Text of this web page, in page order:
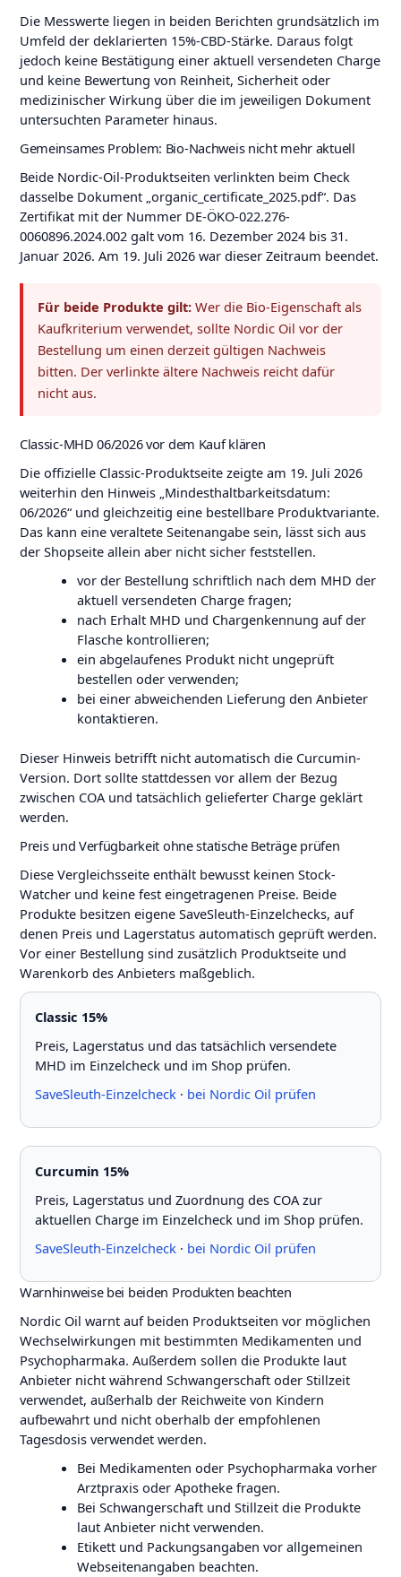
Die Messwerte liegen in beiden Berichten grundsätzlich im
Umfeld der deklarierten 15%-CBD-Stärke. Daraus folgt
jedoch keine Bestätigung einer aktuell versendeten Charge
und keine Bewertung von Reinheit, Sicherheit oder
medizinischer Wirkung über die im jeweiligen Dokument
untersuchten Parameter hinaus.
Gemeinsames Problem: Bio-Nachweis nicht mehr aktuell
Beide Nordic-Oil-Produktseiten verlinkten beim Check
dasselbe Dokument „organic_certificate_2025.pdf“. Das
Zertifikat mit der Nummer DE-ÖKO-022.276-
0060896.2024.002 galt vom 16. Dezember 2024 bis 31.
Januar 2026. Am 19. Juli 2026 war dieser Zeitraum beendet.
Für beide Produkte gilt:Wer die Bio-Eigenschaft als
Kaufkriterium verwendet, sollte Nordic Oil vor der
Bestellung um einen derzeit gültigen Nachweis
bitten. Der verlinkte ältere Nachweis reicht dafür
nicht aus.
Classic-MHD 06/2026 vor dem Kauf klären
Die offizielle Classic-Produktseite zeigte am 19. Juli 2026
weiterhin den Hinweis „Mindesthaltbarkeitsdatum:
06/2026“ und gleichzeitig eine bestellbare Produktvariante.
Das kann eine veraltete Seitenangabe sein, lässt sich aus
der Shopseite allein aber nicht sicher feststellen.
vor der Bestellung schriftlich nach dem MHD der
aktuell versendeten Charge fragen;
nach Erhalt MHD und Chargenkennung auf der
Flasche kontrollieren;
ein abgelaufenes Produkt nicht ungeprüft
bestellen oder verwenden;
bei einer abweichenden Lieferung den Anbieter
kontaktieren.
Dieser Hinweis betrifft nicht automatisch die Curcumin-
Version. Dort sollte stattdessen vor allem der Bezug
zwischen COA und tatsächlich gelieferter Charge geklärt
werden.
Preis und Verfügbarkeit ohne statische Beträge prüfen
Diese Vergleichsseite enthält bewusst keinen Stock-
Watcher und keine fest eingetragenen Preise. Beide
Produkte besitzen eigene SaveSleuth-Einzelchecks, auf
denen Preis und Lagerstatus automatisch geprüft werden.
Vor einer Bestellung sind zusätzlich Produktseite und
Warenkorb des Anbieters maßgeblich.
Classic 15%
Preis, Lagerstatus und das tatsächlich versendete
MHD im Einzelcheck und im Shop prüfen.
SaveSleuth-Einzelcheck· bei Nordic Oil prüfen
Curcumin 15%
Preis, Lagerstatus und Zuordnung des COA zur
aktuellen Charge im Einzelcheck und im Shop prüfen.
SaveSleuth-Einzelcheck· bei Nordic Oil prüfen
Warnhinweise bei beiden Produkten beachten
Nordic Oil warnt auf beiden Produktseiten vor möglichen
Wechselwirkungen mit bestimmten Medikamenten und
Psychopharmaka. Außerdem sollen die Produkte laut
Anbieter nicht während Schwangerschaft oder Stillzeit
verwendet, außerhalb der Reichweite von Kindern
aufbewahrt und nicht oberhalb der empfohlenen
Tagesdosis verwendet werden.
Bei Medikamenten oder Psychopharmaka vorher
Arztpraxis oder Apotheke fragen.
Bei Schwangerschaft und Stillzeit die Produkte
laut Anbieter nicht verwenden.
Etikett und Packungsangaben vor allgemeinen
Webseitenangaben beachten.